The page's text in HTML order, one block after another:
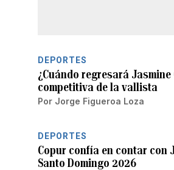
DEPORTES
¿Cuándo regresará
competitiva de la vallista
Por Jorge Figueroa Loza
DEPORTES
Copur confía en contar con
Santo Domingo 2026